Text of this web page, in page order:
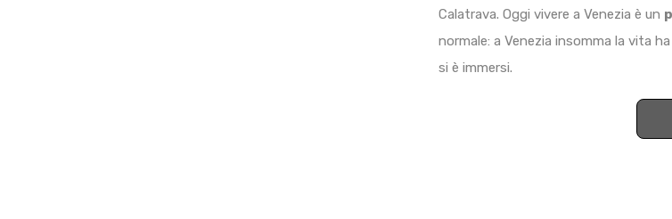
Calatrava. Oggi vivere a Venezia è un
normale: a Venezia insomma la vita
si è immersi.